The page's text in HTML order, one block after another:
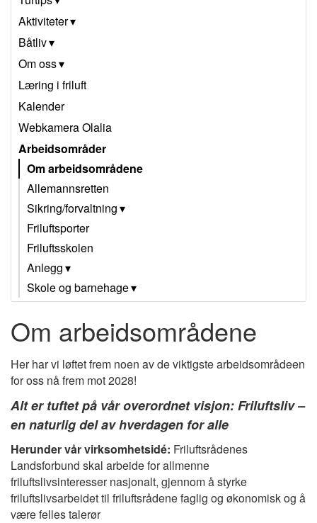
Aktiviteter
Båtliv
Om oss
Læring i friluft
Kalender
Webkamera Olalia
Arbeidsområder
Om arbeidsområdene
Allemannsretten
Sikring/forvaltning
Friluftsporter
Friluftsskolen
Anlegg
Skole og barnehage
Om arbeidsområdene
Her har vi løftet frem noen av de viktigste arbeidsområdeen
for oss nå frem mot 2028!
Alt er tuftet på vår overordnet visjon: Friluftsliv –
en naturlig del av hverdagen for alle
Herunder vår virksomhetsidé: Friluftsrådenes
Landsforbund skal arbeide for allmenne
friluftslivsinteresser nasjonalt, gjennom å styrke
friluftslivsarbeidet til friluftsrådene faglig og økonomisk og å
være felles talerør